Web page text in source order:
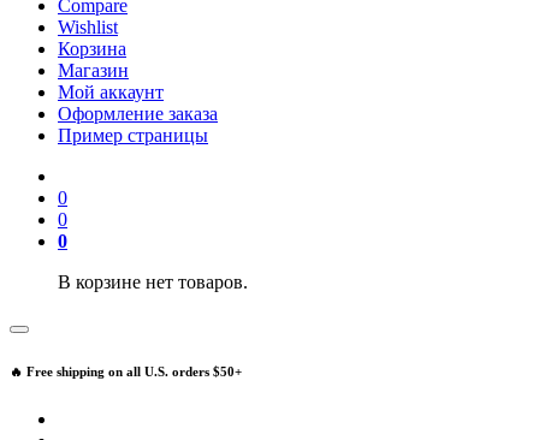
Compare
Wishlist
Корзина
Магазин
Мой аккаунт
Оформление заказа
Пример страницы
0
0
0
В корзине нет товаров.
🔥 Free shipping on all U.S. orders $50+